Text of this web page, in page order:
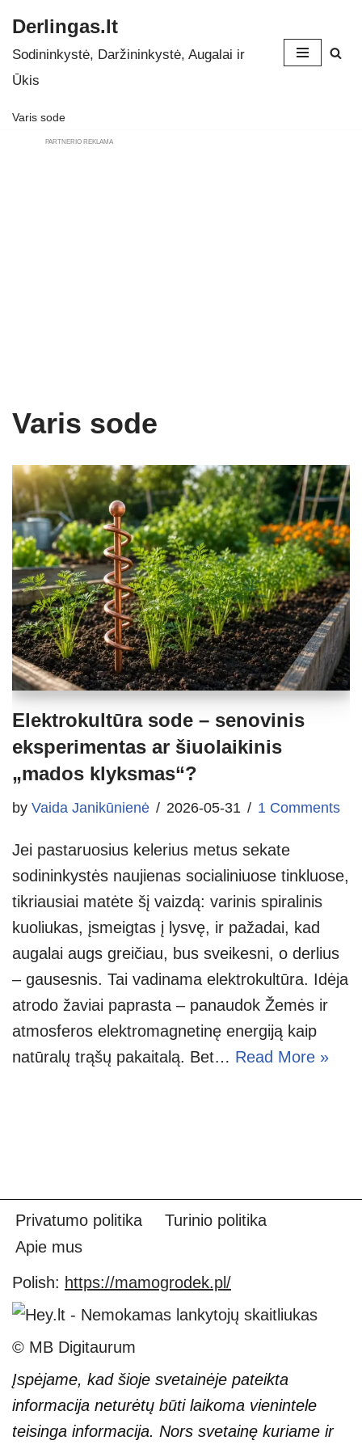
Skip
to
Derlingas.lt
Sodininkystė, Daržininkystė, Augalai ir
Ūkis
Varis sode
PARTNERIO REKLAMA
Varis sode
Elektrokultūra sode – senovinis
eksperimentas ar šiuolaikinis
„mados klyksmas“?
by Vaida Janikūnienė 2026-05-31 1 Comments
Jei pastaruosius kelerius metus sekate
sodininkystės naujienas socialiniuose tinkluose,
tikriausiai matėte šį vaizdą: varinis spiralinis
kuoliukas, įsmeigtas į lysvę, ir pažadai, kad
augalai augs greičiau, bus sveikesni, o derlius
– gausesnis. Tai vadinama elektrokultūra. Idėja
atrodo žaviai paprasta – panaudok Žemės ir
atmosferos elektromagnetinę energiją kaip
natūralų trąšų pakaitalą. Bet… Read More »
Privatumo politika
Turinio politika
Apie mus
Polish: https://mamogrodek.pl/
© MB Digitaurum
Įspėjame, kad šioje svetainėje pateikta
informacija neturėtų būti laikoma vienintele
teisinga informacija. Nors svetainę kuriame ir